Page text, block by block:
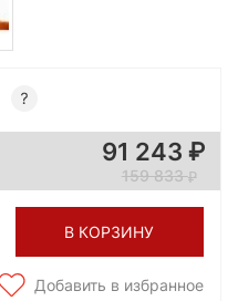
91 243
159 833
В КОРЗИНУ
Добавить в избранное